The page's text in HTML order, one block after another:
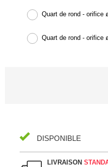
Quart de rond - orifice
Quart de rond - orifice
DISPONIBLE
LIVRAISON